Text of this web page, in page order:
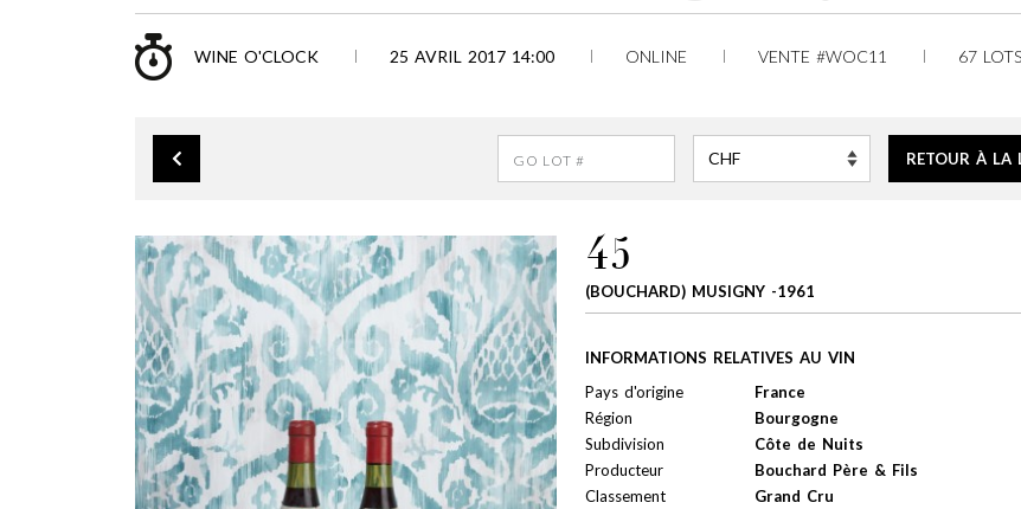
WINE O'CLOCK 25 AVRIL 2017 14:00 ONLINE VENTE #WOC11 67 LOTS
RETOUR À LA
45
(BOUCHARD) MUSIGNY -1961
INFORMATIONS RELATIVES AU VIN
Pays d'origine
France
Région
Bourgogne
Subdivision
Côte de Nuits
Producteur
Bouchard Père & Fils
Classement
Grand Cru